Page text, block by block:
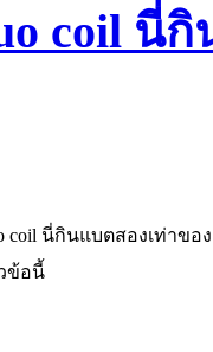
coil นี่
coil นี่กินแบตสองเท่าขอ
ข้อนี้